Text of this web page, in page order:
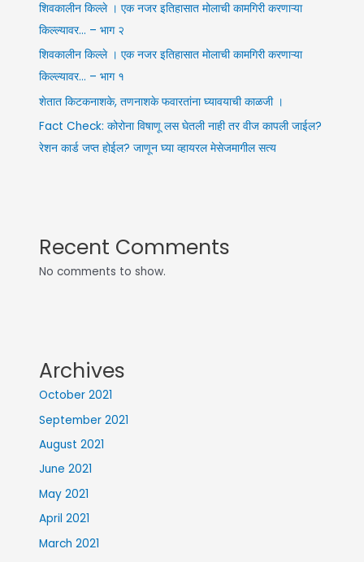
शिवकालीन किल्ले । एक नजर इतिहासात मोलाची कामगिरी करणाऱ्या
किल्ल्यावर… – भाग २
शिवकालीन किल्ले । एक नजर इतिहासात मोलाची कामगिरी करणाऱ्या
किल्ल्यावर… – भाग १
शेतात किटकनाशके, तणनाशके फवारतांना घ्यावयाची काळजी ।
Fact Check: कोरोना विषाणू लस घेतली नाही तर वीज कापली जाईल?
रेशन कार्ड जप्त होईल? जाणून घ्या व्हायरल मेसेजमागील सत्य
Recent Comments
No comments to show.
Archives
October 2021
September 2021
August 2021
June 2021
May 2021
April 2021
March 2021